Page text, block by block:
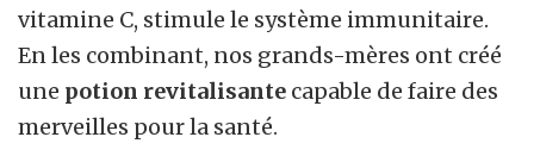
vitamine C, stimule le système immunitaire.
En les combinant, nos grands-mères ont créé
une potion revitalisante capable de faire des
merveilles pour la santé.